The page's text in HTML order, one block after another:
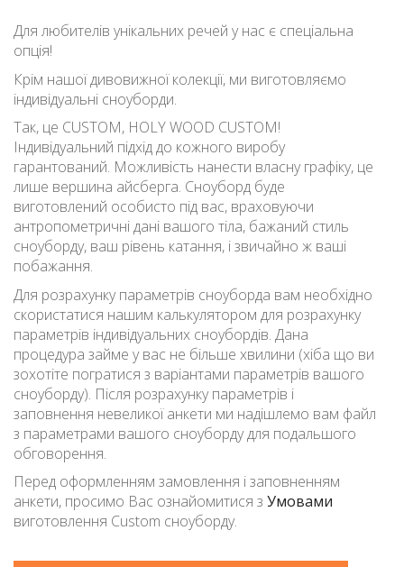
Для любителів унікальних речей у нас є спеціальна
опція!
Крім нашої дивовижної колекції, ми виготовляємо
індивідуальні сноуборди.
Так, це CUSTOM, HOLY WOOD CUSTOM!
Індивідуальний підхід до кожного виробу
гарантований. Можливість нанести власну графіку, це
лише вершина айсберга. Сноуборд буде
виготовлений особисто під вас, враховуючи
антропометричні дані вашого тіла, бажаний стиль
сноуборду, ваш рівень катання, і звичайно ж ваші
побажання.
Для розрахунку параметрів сноуборда вам необхідно
скористатися нашим калькулятором для розрахунку
параметрів індивідуальних сноубордів. Дана
процедура займе у вас не більше хвилини (хіба що ви
зохотіте погратися з варіантами параметрів вашого
сноуборду). Після розрахунку параметрів і
заповнення невеликої анкети ми надішлемо вам файл
з параметрами вашого сноуборду для подальшого
обговорення.
Перед оформленням замовлення і заповненням
анкети, просимо Вас ознайомитися з Умовами
виготовлення Custom сноуборду.